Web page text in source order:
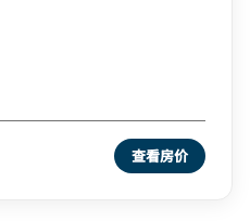
查看房价